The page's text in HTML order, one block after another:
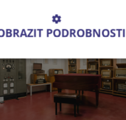
PODROBNOSTI